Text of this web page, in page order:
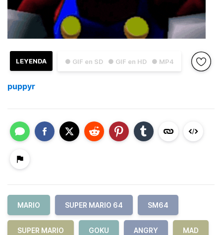
● GIF en SD ● GIF en HD ● MP4
LEYENDA
puppyr
MARIO SUPER MARIO 64 SM64
SUPER MARIO GOKU ANGRY MAD